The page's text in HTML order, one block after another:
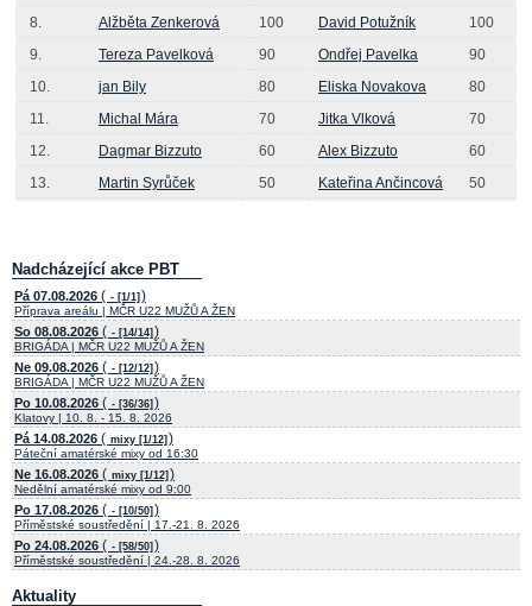
8.
Alžběta Zenkerová 100 David Potužník
100
9.
Tereza Pavelková 90 Ondřej Pavelka
90
10.
jan Bily 80 Eliska Novakova
80
11.
Michal Mára 70 Jitka Vlková
70
12.
Dagmar Bizzuto 60 Alex Bizzuto
60
13.
Martin Syrůček 50 Kateřina Ančincová 50
Nadcházející akce PBT
Pá 07.08.2026 ( - [1/1] )
Příprava areálu | MČR U22 MUŽŮ A ŽEN
So 08.08.2026 ( - [14/14] )
BRIGÁDA | MČR U22 MUŽŮ A ŽEN
Ne 09.08.2026 ( - [12/12] )
BRIGÁDA | MČR U22 MUŽŮ A ŽEN
Po 10.08.2026 ( - [36/36] )
Klatovy | 10. 8. - 15. 8. 2026
Pá 14.08.2026 ( mixy [1/12] )
Páteční amatérské mixy od 16:30
Ne 16.08.2026 ( mixy [1/12] )
Nedělní amatérské mixy od 9:00
Po 17.08.2026 ( - [10/50] )
Příměstské soustředění | 17.-21. 8. 2026
Po 24.08.2026 ( - [58/50] )
Příměstské soustředění | 24.-28. 8. 2026
Aktuality